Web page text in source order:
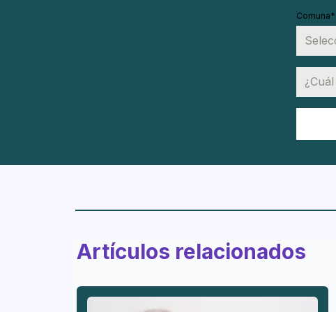
Comuna*
Artículos relacionados